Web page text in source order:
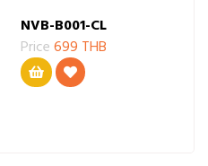
NVB-B001-CL
Price699 THB